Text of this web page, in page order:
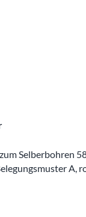
Selberbohren
A,